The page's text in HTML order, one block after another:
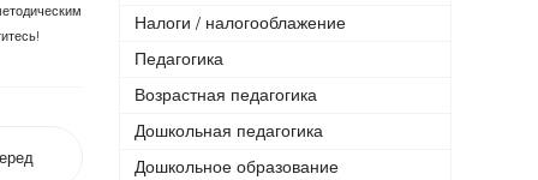
Налоги / налогооблажение
Педагогика
Возрастная педагогика
Дошкольная педагогика
Дошкольное образование